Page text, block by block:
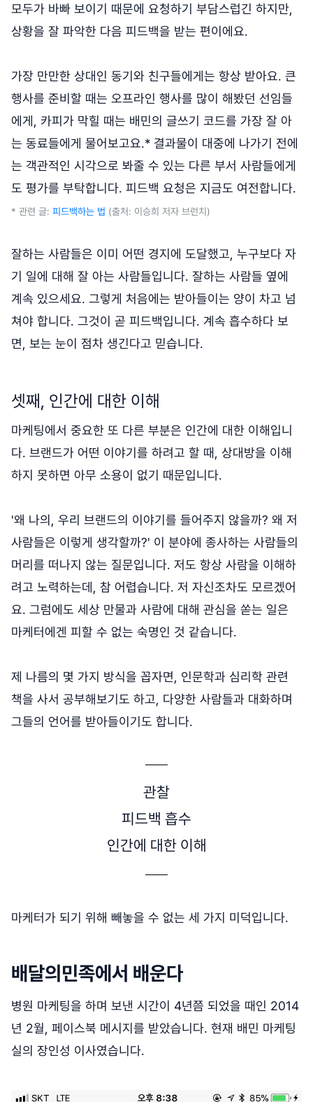
모두가 바빠 보이기 때문에 요청하기 부담스럽긴 하지만,
상황을 잘 파악한 다음 피드백을 받는 편이에요.
가장 만만한 상대인 동기와 친구들에게는 항상 받아요. 큰
행사를 준비할 때는 오프라인 행사를 많이 해봤던 선임들
에게, 카피가 막힐 때는 배민의 글쓰기 코드를 가장 잘 아
는 동료들에게 물어보고요.* 결과물이 대중에 나가기 전에
는 객관적인 시각으로 봐줄 수 있는 다른 부서 사람들에게
도 평가를 부탁합니다. 피드백 요청은 지금도 여전합니다.
* 관련 글: 피드백하는 법 (출처: 이승희 저자 브런치)
잘하는 사람들은 이미 어떤 경지에 도달했고, 누구보다 자
기 일에 대해 잘 아는 사람들입니다. 잘하는 사람들 옆에
계속 있으세요. 그렇게 처음에는 받아들이는 양이 차고 넘
쳐야 합니다. 그것이 곧 피드백입니다. 계속 흡수하다 보
면, 보는 눈이 점차 생긴다고 믿습니다.
셋째, 인간에 대한 이해
마케팅에서 중요한 또 다른 부분은 인간에 대한 이해입니
다. 브랜드가 어떤 이야기를 하려고 할 때, 상대방을 이해
하지 못하면 아무 소용이 없기 때문입니다.
'왜 나의, 우리 브랜드의 이야기를 들어주지 않을까? 왜 저
사람들은 이렇게 생각할까?' 이 분야에 종사하는 사람들의
머리를 떠나지 않는 질문입니다. 저도 항상 사람을 이해하
려고 노력하는데, 참 어렵습니다. 저 자신조차도 모르겠어
요. 그럼에도 세상 만물과 사람에 대해 관심을 쏟는 일은
마케터에겐 피할 수 없는 숙명인 것 같습니다.
제 나름의 몇 가지 방식을 꼽자면, 인문학과 심리학 관련
책을 사서 공부해보기도 하고, 다양한 사람들과 대화하며
그들의 언어를 받아들이기도 합니다.
관찰
피드백 흡수
인간에 대한 이해
마케터가 되기 위해 빼놓을 수 없는 세 가지 미덕입니다.
배달의민족에서 배운다
병원 마케팅을 하며 보낸 시간이 4년쯤 되었을 때인 2014
년 2월, 페이스북 메시지를 받았습니다. 현재 배민 마케팅
실의 장인성 이사였습니다.